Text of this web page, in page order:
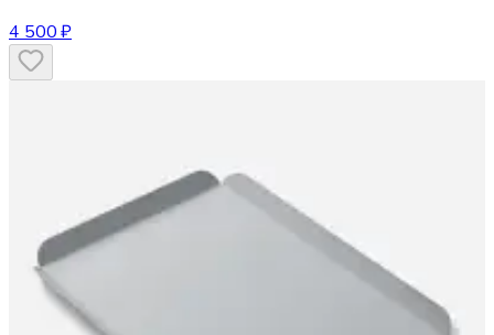
4 500 ₽